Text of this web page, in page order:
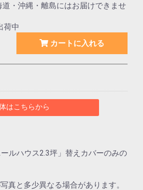
・沖縄・離島にはお届けできませ
荷中
カートに入れる
はこちらから
ルハウス2.3坪」替えカバーのみの
真と多少異なる場合があります。